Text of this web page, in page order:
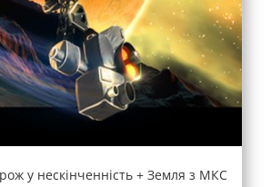
у нескінченність + Земля з МКС